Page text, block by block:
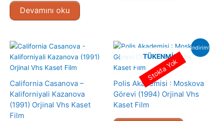
Devamını oku
California Casanova –
Kaliforniyali Kazanova
(1991) Orjinal Vhs Kaset
Film
indirim!
TÜKENMIŞ
Polis Akademisi : Moskova
Görevi (1994) Orjinal Vhs
Kaset Film
Stokta Yok